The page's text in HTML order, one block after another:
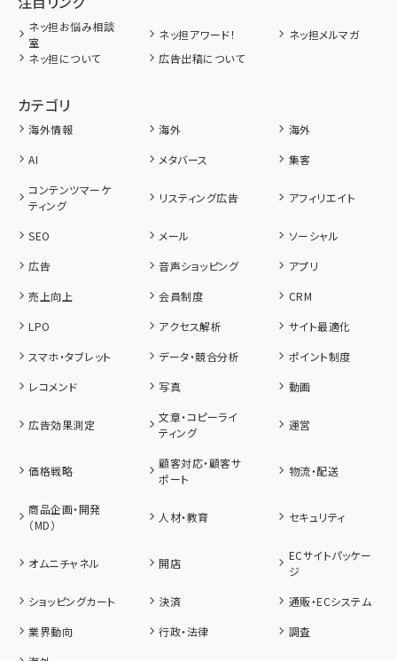
ネッ担お悩み相談
室
ネッ担アワード！
ネッ担メルマガ
ネッ担について
広告出稿について
カテゴリ
海外情報 海外
海外
AI
メタバース
集客
コンテンツマーケ
ティング
リスティング広告 アフィリエイト
SEO メール
ソーシャル
広告
音声ショッピング
アプリ
売上向上
会員制度
CRM
LPO
アクセス解析
サイト最適化
スマホ・タブレット
データ・競合分析
ポイント制度
レコメンド
写真 動画
広告効果測定
文章・コピーライ
ティング
運営
価格戦略
顧客対応・顧客サ
ポート
物流・配送
商品企画・開発
（MD）
人材・教育 セキュリティ
オムニチャネル 開店
ECサイトパッケー
ジ
ショッピングカート
決済
通販・ECシステム
業界動向
行政・法律
調査